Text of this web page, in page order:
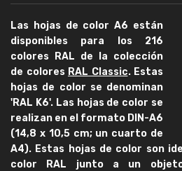
Las hojas de color A6 están
disponibles para los 216
colores RAL de la colección
de colores RAL Classic. Estas
hojas de color se denominan
'RAL K6'. Las hojas de color se
realizan en el formato DIN-A6
(14,8 x 10,5 cm; un cuarto de
A4). Estas hojas de color son
color RAL junto a un